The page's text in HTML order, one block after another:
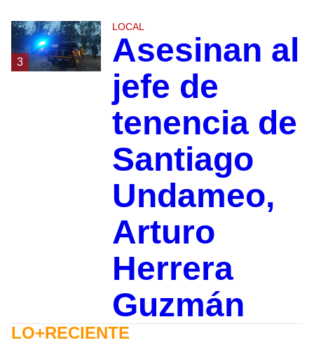
3
LOCAL
Asesinan al
jefe de
tenencia de
Santiago
Undameo,
Arturo
Herrera
Guzmán
LO+RECIENTE